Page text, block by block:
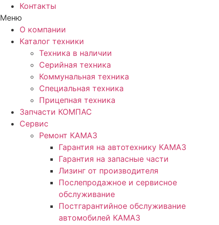
Контакты
Меню
О компании
Каталог техники
Техника в наличии
Серийная техника
Коммунальная техника
Специальная техника
Прицепная техника
Запчасти КОМПАС
Сервис
Ремонт КАМАЗ
Гарантия на автотехнику КАМАЗ
Гарантия на запасные части
Лизинг от производителя
Послепродажное и сервисное
обслуживание
Постгарантийное обслуживание
автомобилей КАМАЗ